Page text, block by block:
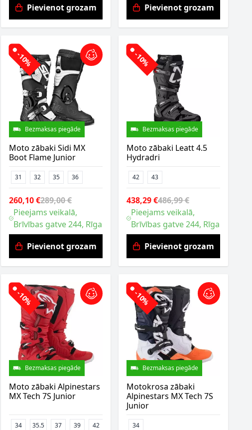
Pievienot grozam
Pievienot grozam
-10%
Bezmaksas piegāde
Moto zābaki Sidi MX
Boot Flame Junior
31 32 35 36
260,10 €289,00 €
Pieejams veikalā,
Brīvības gatve 244, Rīga
Pievienot grozam
-10%
Bezmaksas piegāde
Moto zābaki Leatt 4.5
Hydradri
42 43
438,29 €486,99 €
Pieejams veikalā,
Brīvības gatve 244, Rīga
Pievienot grozam
-10%
Bezmaksas piegāde
Moto zābaki Alpinestars
MX Tech 7S Junior
34 35.5 37 39 42
-10%
Bezmaksas piegāde
Motokrosa zābaki
Alpinestars MX Tech 7S
Junior
34